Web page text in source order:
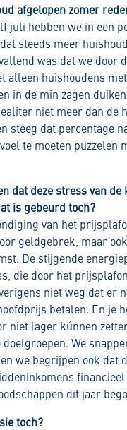
afgelopen zomer
juli hebben we in een
steeds meer
was dat we door
alleen huishoudens
in de min zagen
niet meer dan de
steeg dat percentage
te moeten
dat deze stress van
is gebeurd toch?
van het
geldgebrek, maar
De stijgende
die door het
niet weg dat er
betalen. En je
niet lager kúnnen
We
we begrijpen ook dat
dit jaar
toch?